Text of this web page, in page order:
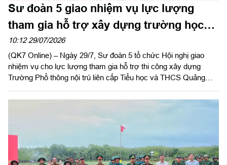
Sư đoàn 5 giao nhiệm vụ lực lượng
tham gia hỗ trợ xây dựng trường học
trên địa bàn tỉnh Lâm Đồng
10:12 29/07/2026
(QK7 Online) – Ngày 29/7, Sư đoàn 5 tổ chức Hội nghị giao
nhiệm vụ cho lực lượng tham gia hỗ trợ thi công xây dựng
Trường Phổ thông nội trú liên cấp Tiểu học và THCS Quảng
trưởng chủ trì hội nghị.